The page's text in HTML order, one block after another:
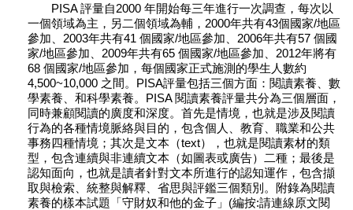
PISA 評量自2000 年開始每三年進行一次調查，每次以
一個領域為主，另二個領域為輔，2000年共有43個國家/地區
參加、2003年共有41 個國家/地區參加、2006年共有57 個國
家/地區參加、2009年共有65 個國家/地區參加、2012年將有
68 個國家/地區參加，每個國家正式施測的學生人數約
4,500~10,000 之間。PISA評量包括三個方面：閱讀素養、數
學素養、和科學素養。PISA 閱讀素養評量共分為三個層面，
同時兼顧閱讀的廣度和深度。首先是情境，也就是涉及閱讀
行為的各種情境脈絡與目的，包含個人、教育、職業和公共
事務四種情境；其次是文本（text），也就是閱讀素材的類
型，包含連續與非連續文本（如圖表或廣告）二種；最後是
認知面向，也就是讀者針對文本所進行的認知運作，包含擷
取與檢索、統整與解釋、省思與評鑑三個類別。附錄為閱讀
素養的樣本試題「守財奴和他的金子」 (編按:請連線原文閱